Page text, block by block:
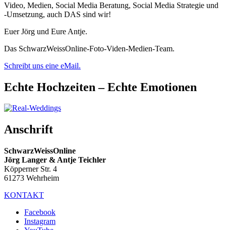
Video, Medien, Social Media Beratung, Social Media Strategie und
-Umsetzung, auch DAS sind wir!
Euer Jörg und Eure Antje.
Das SchwarzWeissOnline-Foto-Viden-Medien-Team.
Schreibt uns eine eMail.
Echte Hochzeiten – Echte Emotionen
Anschrift
SchwarzWeissOnline
Jörg Langer & Antje Teichler
Köpperner Str. 4
61273 Wehrheim
KONTAKT
Facebook
Instagram